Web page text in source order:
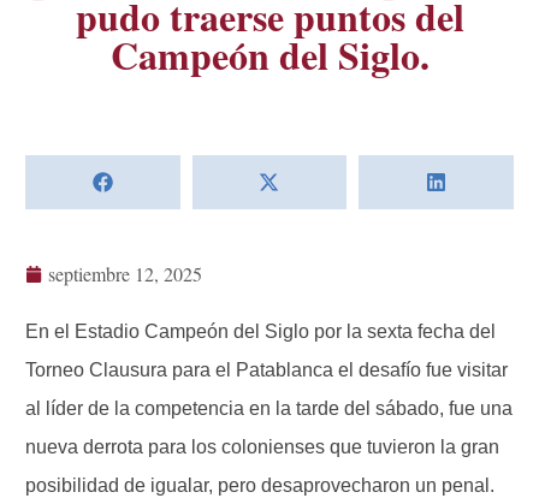
pudo traerse puntos del
Campeón del Siglo.
septiembre 12, 2025
En el Estadio Campeón del Siglo por la sexta fecha del
Torneo Clausura para el Patablanca el desafío fue visitar
al líder de la competencia en la tarde del sábado, fue una
nueva derrota para los colonienses que tuvieron la gran
posibilidad de igualar, pero desaprovecharon un penal.